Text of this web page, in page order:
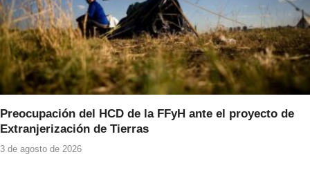
Preocupación del HCD de la FFyH ante el proyecto de
Extranjerización de Tierras
3 de agosto de 2026